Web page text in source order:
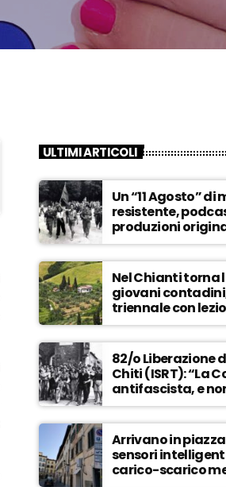
ULTIMI ARTICOLI
Un “11 Agosto” di
resistente,
produzioni
Novaradio
la Liberazione di
Nel Chianti torna
giovani
triennale con
tra i campi –
82/o Liberazione
Chiti (ISRT): “La
antifascista, e
maggioranza” –
Arrivano in piazza
sensori
carico-scarico